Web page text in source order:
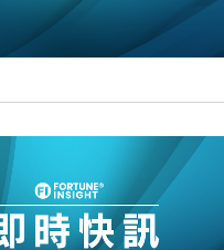
財經｜恒隆10月換帥 玩具
財經｜韓股反覆波動收跌
財經｜SA售股自救後再出